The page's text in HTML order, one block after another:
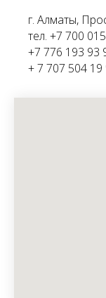
г. Алматы,
тел. +7 700
+7 776 193 93
+ 7 707 504 19